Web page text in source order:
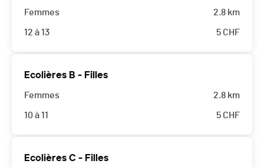
Femmes
12 à 13
2.8 km
5 CHF
Ecolières B - Filles
Femmes
10 à 11
2.8 km
5 CHF
Ecolières C - Filles